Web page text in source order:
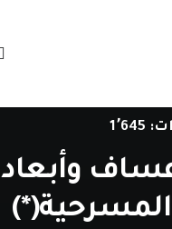
1٬645
وأبعاد
المسرحية(*)